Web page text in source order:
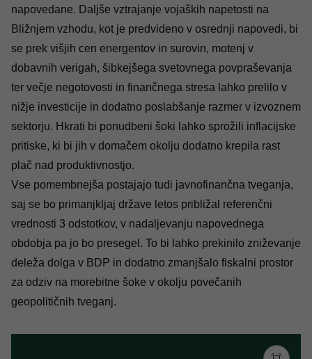
napovedane. Daljše vztrajanje vojaških napetosti na
Bližnjem vzhodu, kot je predvideno v osrednji napovedi, bi
se prek višjih cen energentov in surovin, motenj v
dobavnih verigah, šibkejšega svetovnega povpraševanja
ter večje negotovosti in finančnega stresa lahko prelilo v
nižje investicije in dodatno poslabšanje razmer v izvoznem
sektorju. Hkrati bi ponudbeni šoki lahko sprožili inflacijske
pritiske, ki bi jih v domačem okolju dodatno krepila rast
plač nad produktivnostjo.
Vse pomembnejša postajajo tudi javnofinančna tveganja,
saj se bo primanjkljaj države letos približal referenčni
vrednosti 3 odstotkov, v nadaljevanju napovednega
obdobja pa jo bo presegel. To bi lahko prekinilo zniževanje
deleža dolga v BDP in dodatno zmanjšalo fiskalni prostor
za odziv na morebitne šoke v okolju povečanih
geopolitičnih tveganj.